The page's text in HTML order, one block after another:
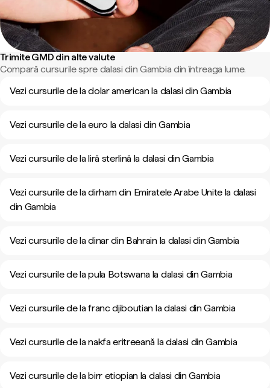
Trimite GMD din alte valute
Compară cursurile spre dalasi din Gambia din întreaga lume.
Vezi cursurile de la dolar american la dalasi din Gambia
Vezi cursurile de la euro la dalasi din Gambia
Vezi cursurile de la liră sterlină la dalasi din Gambia
Vezi cursurile de la dirham din Emiratele Arabe Unite la dalasi
din Gambia
Vezi cursurile de la dinar din Bahrain la dalasi din Gambia
Vezi cursurile de la pula Botswana la dalasi din Gambia
Vezi cursurile de la franc djiboutian la dalasi din Gambia
Vezi cursurile de la nakfa eritreeană la dalasi din Gambia
Vezi cursurile de la birr etiopian la dalasi din Gambia